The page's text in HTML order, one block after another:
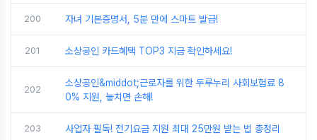
200 자녀 기본증명서, 5분 만에 스마트 발급!
201 소상공인 카드혜택 TOP3 지금 확인하세요!
202
소상공인&middot;근로자를 위한 두루누리 사회보험료 8
0% 지원, 놓치면 손해!
203 사업자 필독! 전기요금 지원 최대 25만원 받는 법 총정리